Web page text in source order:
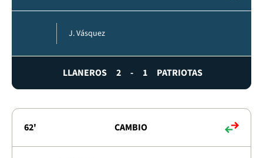
J. Vásquez
LLANEROS 2 - 1 PATRIOTAS
62' CAMBIO